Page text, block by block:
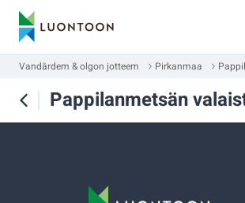
Vandârdem & olgon jotteem Pirkanmaa
Pappilanmetsän